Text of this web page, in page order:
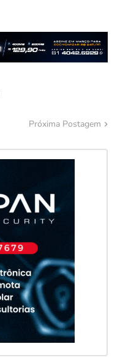
Próxima Postagem